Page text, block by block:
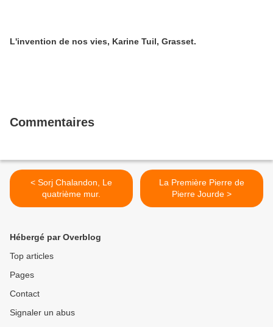
L'invention de nos vies, Karine Tuil, Grasset.
Commentaires
< Sorj Chalandon, Le
quatrième mur.
La Première Pierre de
Pierre Jourde >
Hébergé par Overblog
Top articles
Pages
Contact
Signaler un abus